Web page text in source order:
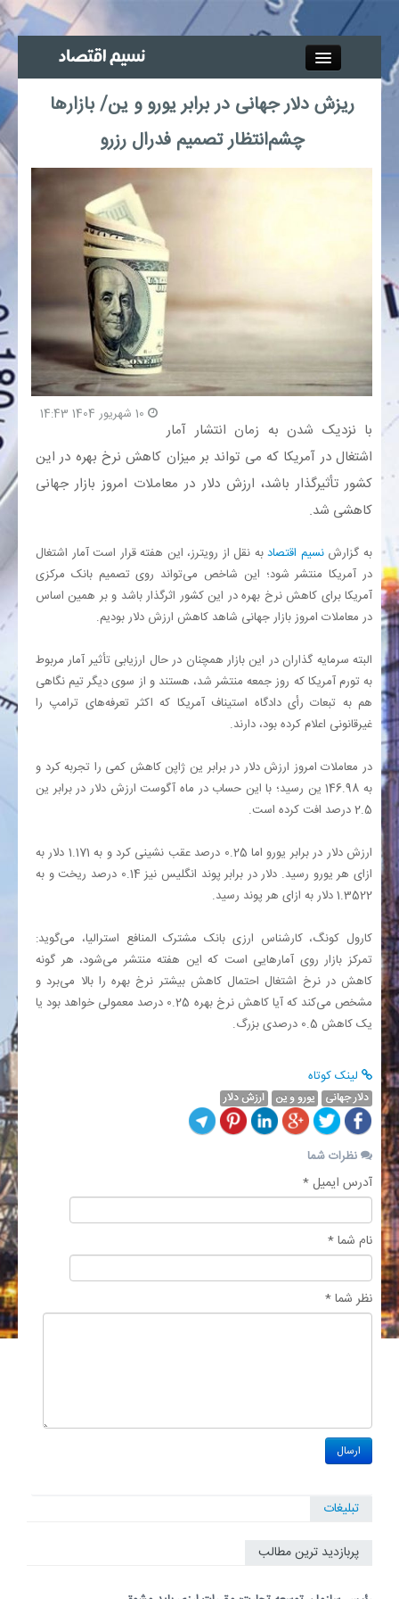
جذب خبرنگار
آگهی استخدام
بیمه و بورس
بانک
انرژی
ریزش دلار جهانی در برابر یورو و ین/ بازارها
چشم‌انتظار تصمیم فدرال رزرو
با نزدیک شدن به زمان انتشار آمار
اشتغال در آمریکا که می تواند بر میزان کاهش نرخ بهره در این
کشور تأثیرگذار باشد، ارزش دلار در معاملات امروز بازار جهانی
کاهشی شد.
به گزارشنسیم اقتصادبه نقل از رویترز، این هفته قرار است آمار اشتغال
در آمریکا منتشر شود؛ این شاخص می‌تواند روی تصمیم بانک مرکزی
آمریکا برای کاهش نرخ بهره در این کشور اثرگذار باشد و بر همین اساس
در معاملات امروز بازار جهانی شاهد کاهش ارزش دلار بودیم.
البته سرمایه گذاران در این بازار همچنان در حال ارزیابی تأثیر آمار مربوط
به تورم آمریکا که روز جمعه منتشر شد، هستند و از سوی دیگر تیم نگاهی
هم به تبعات رأی دادگاه استیناف آمریکا که اکثر تعرفه‌های ترامپ را
غیرقانونی اعلام کرده بود، دارند.
در معاملات امروز ارزش دلار در برابر ین ژاپن کاهش کمی را تجربه کرد و
به 146.98 ین رسید؛ با این حساب در ماه آگوست ارزش دلار در برابر ین
2.5 درصد افت کرده است.
ارزش دلار در برابر یورو اما 0.25 درصد عقب نشینی کرد و به 1.171 دلار به
ازای هر یورو رسید. دلار در برابر پوند انگلیس نیز 0.14 درصد ریخت و به
1.3522 دلار به ازای هر پوند رسید.
کارول کونگ، کارشناس ارزی بانک مشترک المنافع استرالیا، می‌گوید:
تمرکز بازار روی آمارهایی است که این هفته منتشر می‌شود، هر گونه
کاهش در نرخ اشتغال احتمال کاهش بیشتر نرخ بهره را بالا می‌برد و
مشخص می‌کند که آیا کاهش نرخ بهره 0.25 درصد معمولی خواهد بود یا
یک کاهش 0.5 درصدی بزرگ.
لینک کوتاه
دلار جهانی یورو و ین ارزش دلار
نظرات شما
آدرس ایمیل *
نام شما *
نظر شما *
تبلیغات
پربازدید ترین مطالب